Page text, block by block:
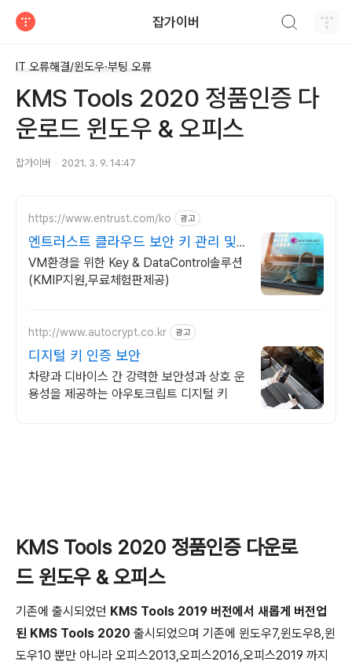
잡가이버
IT 오류해결/윈도우·부팅 오류
KMS Tools 2020 정품인증 다
운로드 윈도우 & 오피스
잡가이버 2021. 3. 9. 14:47
https://www.entrust.com/ko 광고
엔트러스트 클라우드 보안 키 관리 및
데이터 암호화
VM환경을 위한 Key & DataControl솔루션
(KMIP지원,무료체험판제공)
http://www.autocrypt.co.kr 광고
디지털 키 인증 보안
차량과 디바이스 간 강력한 보안성과 상호 운
용성을 제공하는 아우토크립트 디지털 키
KMS Tools 2020 정품인증 다운로
드 윈도우 & 오피스
기존에 출시되었던 KMS Tools 2019 버전에서 새롭게 버전업
된 KMS Tools 2020 출시되었으며 기존에 윈도우7,윈도우8,윈
도우10 뿐만 아니라 오피스2013,오피스2016,오피스2019 까지